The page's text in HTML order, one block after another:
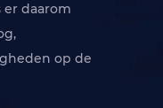
daarom
op de